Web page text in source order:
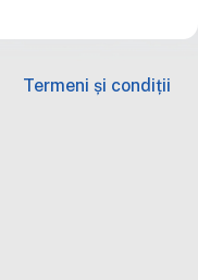
Termeni și condiții